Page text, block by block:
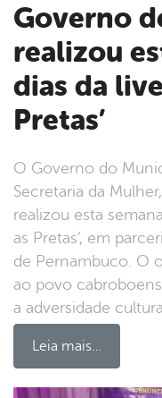
Governo de Cabrobó
realizou
dias da
Pretas’
O Governo do Município de Cabrobó, por meio da
Secretaria da
realizou esta
as Pretas’, em
de Pernambuco. O
ao povo
a adversidade
Leia mais…